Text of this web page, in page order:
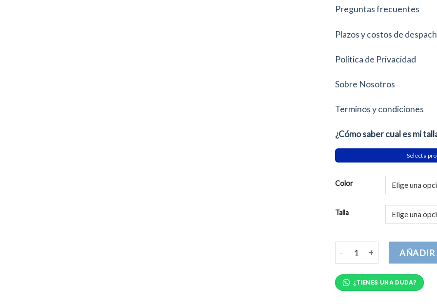
Preguntas frecuentes
Plazos y costos de
Política de Privacidad
Sobre Nosotros
Terminos y condiciones
¿Cómo saber cual es mi
Select a
Color
Talla
No Puedo Tengo AsadoAÑADIR
¿TIENES UNA DUDA?